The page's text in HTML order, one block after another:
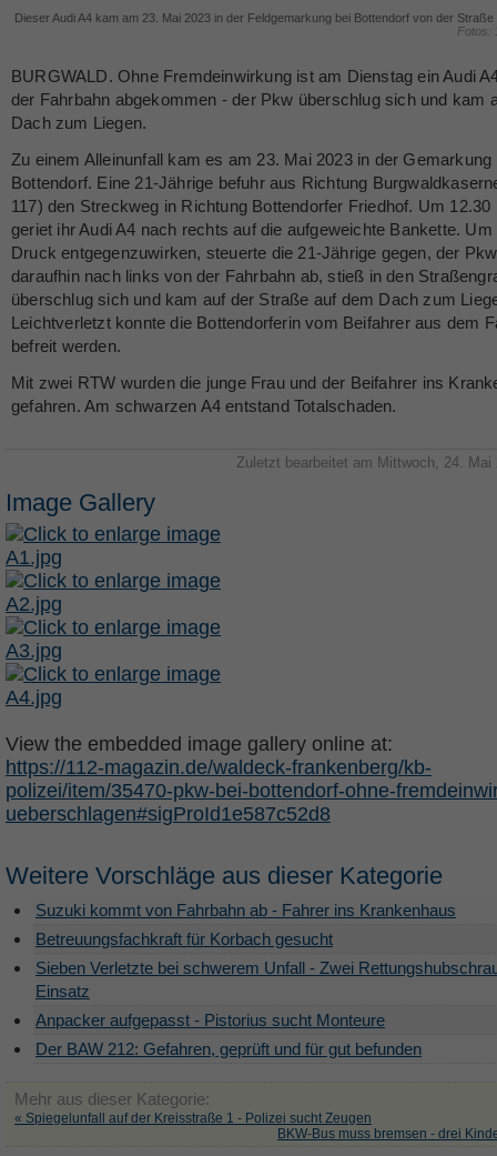
Dieser Audi A4 kam am 23. Mai 2023 in der Feldgemarkung bei Bottendorf von der Straße
Fotos:
BURGWALD. Ohne Fremdeinwirkung ist am Dienstag ein Audi
der Fahrbahn abgekommen - der Pkw überschlug sich und kam
Dach zum Liegen.
Zu einem Alleinunfall kam es am 23. Mai 2023 in der Gemarkung
Bottendorf. Eine 21-Jährige befuhr aus Richtung
117) den Streckweg in Richtung Bottendorfer Friedhof. Um 12.30
geriet ihr Audi A4 nach rechts auf die aufgeweichte Bankette. Um
Druck entgegenzuwirken, steuerte die 21-Jährige gegen, der
daraufhin nach links von der Fahrbahn ab, stieß in den
überschlug sich und kam auf der Straße auf dem Dach zum
Leichtverletzt konnte die Bottendorferin vom Beifahrer aus dem
befreit werden.
Mit zwei RTW wurden die junge Frau und der Beifahrer ins
gefahren. Am schwarzen A4 entstand Totalschaden.
Zuletzt bearbeitet am Mittwoch, 24. Mai
Image Gallery
View the embedded image gallery online at:
https://112-magazin.de/waldeck-frankenberg/kb-
polizei/item/35470-pkw-bei-bottendorf-ohne-
ueberschlagen#sigProId1e587c52d8
Weitere Vorschläge aus dieser Kategorie
Suzuki kommt von Fahrbahn ab - Fahrer ins Krankenhaus
Betreuungsfachkraft für Korbach gesucht
Sieben Verletzte bei schwerem Unfall - Zwei
Einsatz
Anpacker aufgepasst - Pistorius sucht Monteure
Der BAW 212: Gefahren, geprüft und für gut befunden
Mehr aus dieser Kategorie:
« Spiegelunfall auf der Kreisstraße 1 - Polizei sucht Zeugen
BKW-Bus muss bremsen - drei